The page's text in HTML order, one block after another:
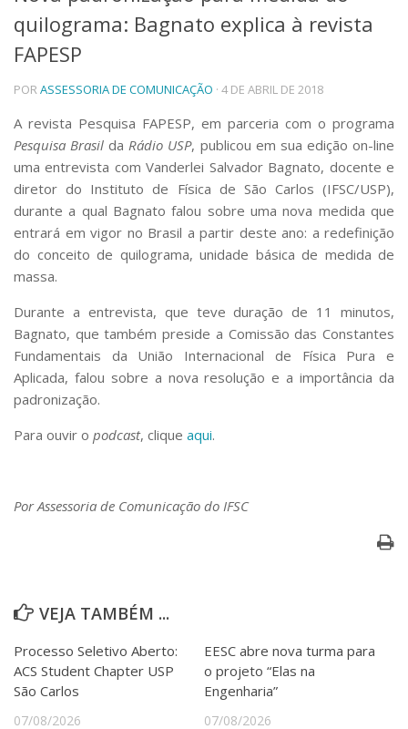
Telefones e Mapas
Pessoas
Ensino
Graduação
Educação a distância
Cursos de Extensão
Pesquisa e Inovação
Linhas de Pesquisa
Centros, Núcleos e Projetos em Rede
Pós-doutorado
Iniciação Científica
Transferência de Tecnologia
Extensão à Comunidade
Projetos, Programas e Cursos
Artes, Cultura e Esportes
Museus e Espaços Interativos
Bibliotecas
RH, Administrativo e Financeiro
Jornal da USP
Defesa de Teses
quilograma: Bagnato explica à revista
FAPESP
PORASSESSORIA DE COMUNICAÇÃO · 4 DE ABRIL DE 2018
A revista Pesquisa FAPESP, em parceria com o programa
Pesquisa Brasil da Rádio USP, publicou em sua edição on-line
uma entrevista com Vanderlei Salvador Bagnato, docente e
diretor do Instituto de Física de São Carlos (IFSC/USP),
durante a qual Bagnato falou sobre uma nova medida que
entrará em vigor no Brasil a partir deste ano: a redefinição
do conceito de quilograma, unidade básica de medida de
massa.
Durante a entrevista, que teve duração de 11 minutos,
Bagnato, que também preside a Comissão das Constantes
Fundamentais da União Internacional de Física Pura e
Aplicada, falou sobre a nova resolução e a importância da
padronização.
Para ouvir o podcast, clique aqui.
Por Assessoria de Comunicação do IFSC
VEJA TAMBÉM ...
Processo Seletivo Aberto:
ACS Student Chapter USP
São Carlos
07/08/2026
EESC abre nova turma para
o projeto “Elas na
Engenharia”
07/08/2026